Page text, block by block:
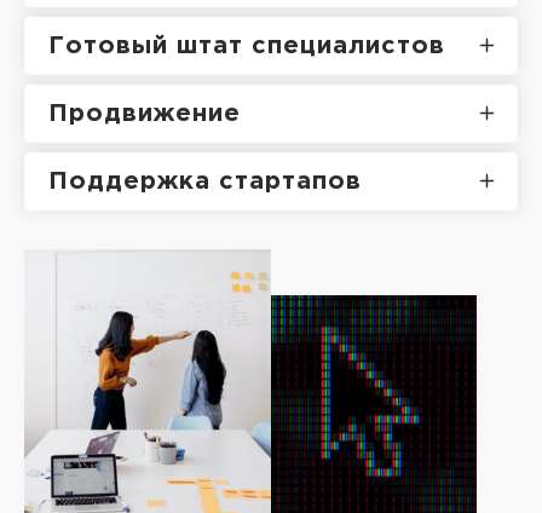
Готовый штат специалистов
Продвижение
Поддержка стартапов